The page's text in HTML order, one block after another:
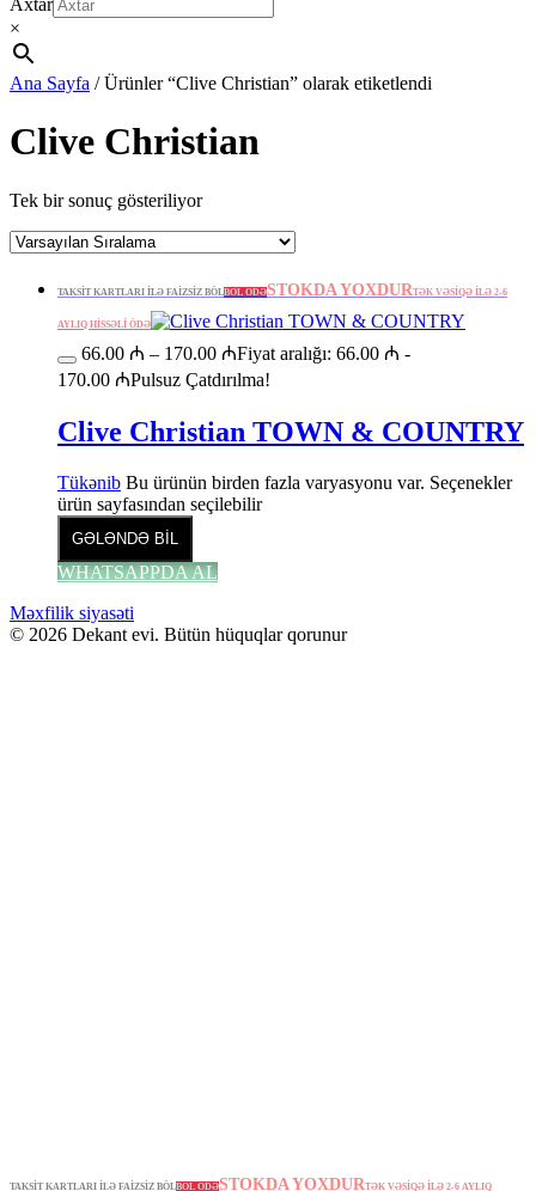
Axtar
×
Ana Sayfa / Ürünler “Clive Christian” olarak etiketlendi
Clive Christian
Tek bir sonuç gösteriliyor
TAKSİT KARTLARI İLƏ FAİZSİZ BÖLBÖL ÖDƏSTOKDA YOXDURTƏK VƏSİQƏ İLƏ 2-6
AYLIQ HİSSƏLİ ÖDƏ
66.00 ₼ – 170.00 ₼Fiyat aralığı: 66.00 ₼ -
170.00 ₼Pulsuz Çatdırılma!
Clive Christian TOWN & COUNTRY
Tükənib Bu ürünün birden fazla varyasyonu var. Seçenekler
ürün sayfasından seçilebilir
GƏLƏNDƏ BİL
WHATSAPPDA AL
Məxfilik siyasəti
© 2026 Dekant evi. Bütün hüquqlar qorunur
TAKSİT KARTLARI İLƏ FAİZSİZ BÖLBÖL ÖDƏSTOKDA YOXDURTƏK VƏSİQƏ İLƏ 2-6 AYLIQ